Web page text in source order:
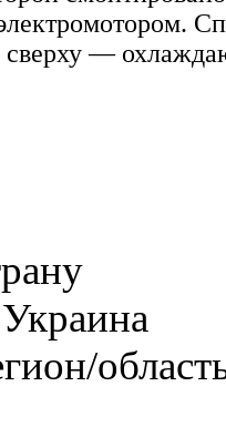
сверху —
Украина